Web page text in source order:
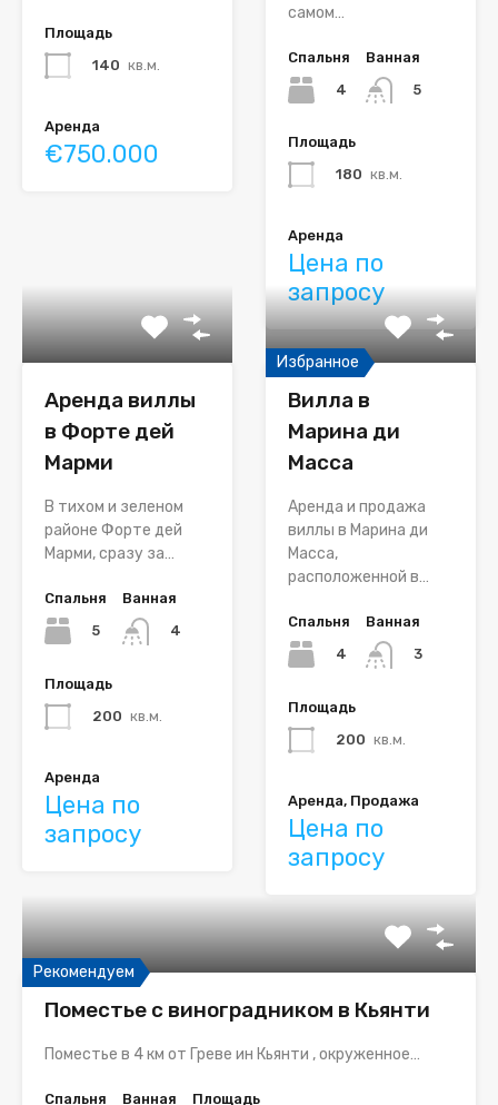
Площадь
140 кв.м.
Аренда
€750.000
самом…
Спальня
4
Ванная
5
Площадь
180 кв.м.
Аренда
Цена по
запросу
Аренда виллы
в Форте дей
Марми
В тихом и зеленом
районе Форте дей
Марми, сразу за…
Спальня
5
Ванная
4
Площадь
200 кв.м.
Аренда
Цена по
запросу
Избранное
Вилла в
Марина ди
Масса
Аренда и продажа
виллы в Марина ди
Масса,
расположенной в…
Спальня
4
Ванная
3
Площадь
200 кв.м.
Аренда, Продажа
Цена по
запросу
Рекомендуем
Поместье с виноградником в Кьянти
Поместье в 4 км от Греве ин Кьянти , окруженное…
Спальня Ванная Площадь